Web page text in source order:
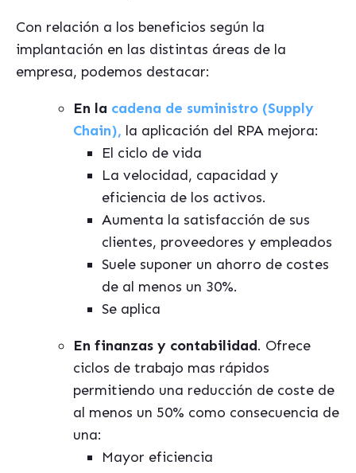
Con relación a los beneficios según la
implantación en las distintas áreas de la
empresa, podemos destacar:
En la cadena de suministro (Supply
Chain), la aplicación del RPA mejora:
El ciclo de vida
La velocidad, capacidad y
eficiencia de los activos.
Aumenta la satisfacción de sus
clientes, proveedores y empleados
Suele suponer un ahorro de costes
de al menos un 30%.
Se aplica
En finanzas y contabilidad. Ofrece
ciclos de trabajo mas rápidos
permitiendo una reducción de coste de
al menos un 50% como consecuencia de
una:
Mayor eficiencia